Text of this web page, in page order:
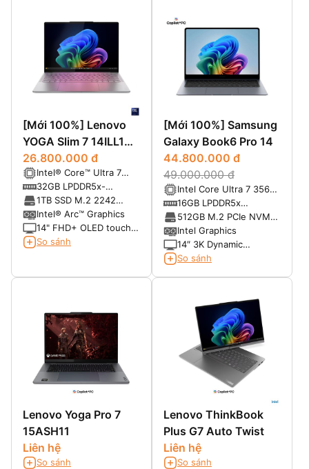
[Mới 100%] Lenovo
YOGA Slim 7 14ILL10
Aura Edition (Core
Ultra 7 258V RAM
32GB SSD 1TB 14
inch FHD+ OLED
Touch)
26.800.000 đ
Intel® Core™ Ultra 7
258V, 3nm (8 Cores, 8
Threads, 2.2 GHz Base,
4.8 GHz Turbo, 12MB
Cache, NPU AI)
32GB LPDDR5x-
8533MHz
1TB SSD M.2 2242
PCIe® 4.0×4 NVMe®
Intel® Arc™ Graphics
14" FHD+ OLED touch
panel, 60Hz, 600nits
Black 1000, touch,
So sánh
[Mới 100%] Samsung
Galaxy Book6 Pro 14
44.800.000 đ
49.000.000 đ
Intel Core Ultra 7 356H
(16 Cores, Up to
4.7GHz)
16GB LPDDR5x
8533MHz
512GB M.2 PCIe NVMe
SSD
Intel Graphics
14″ 3K Dynamic
AMOLED 2X, Anti-
So sánh
Lenovo Yoga Pro 7
15ASH11
Liên hệ
So sánh
Lenovo ThinkBook
Plus G7 Auto Twist
Liên hệ
So sánh